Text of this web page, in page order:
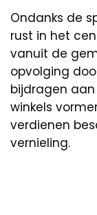
Ondanks de
rust in het
vanuit de
opvolging
bijdragen aan
winkels
verdienen
vernieling.